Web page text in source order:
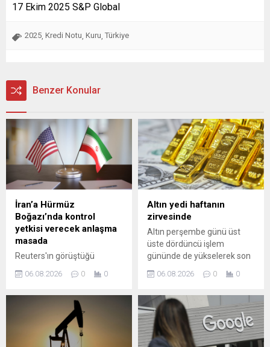
17 Ekim 2025 S&P Global
2025 Kredi Notu Kuru Türkiye
Benzer Konular
İran’a Hürmüz
Boğazı’nda kontrol
yetkisi verecek anlaşma
masada
Reuters'ın görüştüğü
Umman arasında müzakere
Hürmüz Boğazı üzerinden
Körfez'e giriş yapan
gemilerin kontrolünün
Tahran'a verilmesini
06.08.2026 0 0
Altın yedi haftanın
zirvesinde
Altın perşembe günü üst
üste dördüncü işlem
gününde de yükselerek son
seviyesine ulaştı.
06.08.2026 0 0